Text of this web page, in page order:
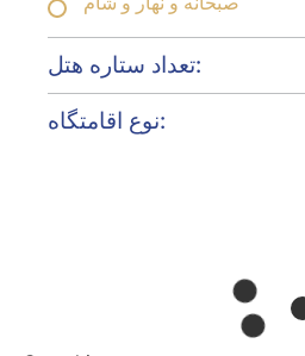
تعداد ستاره هتل:
نوع اقامتگاه: